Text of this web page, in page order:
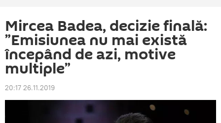
Mircea Badea, decizie finală:
”Emisiunea nu mai există
începând de azi, motive
multiple”
20:17 26.11.2019